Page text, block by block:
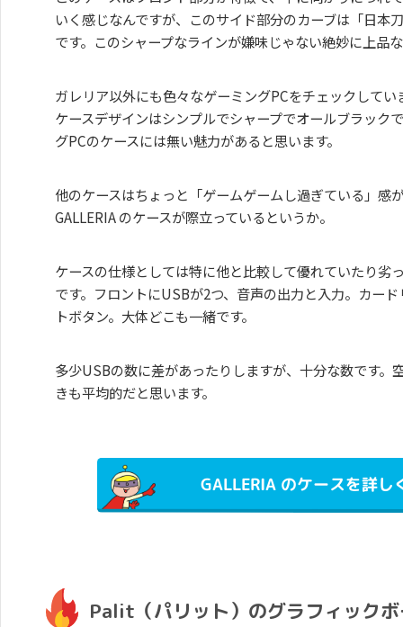
いく感じなんですが、このサイド部分のカーブは「日本
です。このシャープなラインが嫌味じゃない絶妙に上品
ガレリア以外にも色々なゲーミングPCをチェックしてい
ケースデザインはシンプルでシャープでオールブラック
グPCのケースには無い魅力があると思います。
他のケースはちょっと「ゲームゲームし過ぎている」感
GALLERIA のケースが際立っているというか。
ケースの仕様としては特に他と比較して優れていたり劣
です。フロントにUSBが2つ、音声の出力と入力。カー
トボタン。大体どこも一緒です。
多少USBの数に差があったりしますが、十分な数です。
きも平均的だと思います。
GALLERIA のケースを詳し
Palit（パリット）のグラフィック